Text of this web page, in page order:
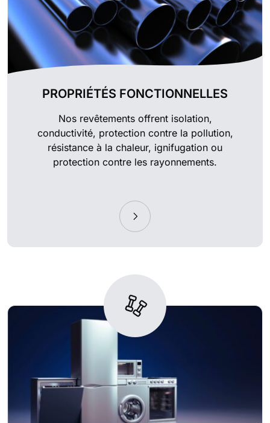
PROPRIÉTÉS FONCTIONNELLES
Nos revêtements offrent isolation,
conductivité, protection contre la pollution,
résistance à la chaleur, ignifugation ou
protection contre les rayonnements.